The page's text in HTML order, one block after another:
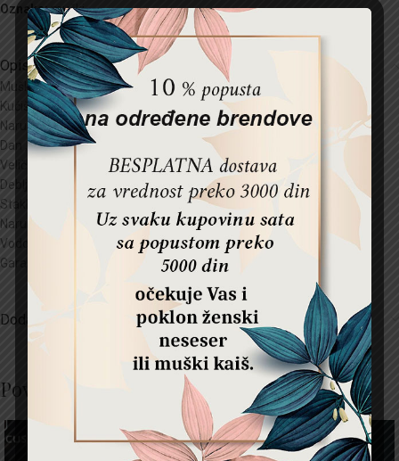
Oznaka:muški
Opis
Muški satFossil
Kućište:Hiruški čelik
Narukvica: Koza
Dan , datum, 24 h
Veličina kućišta:44
mm
Debljina kućišta:
Staklo:
Narukvica :
Vodootpornost:5
ATM
Garancija:
Dodatne informacije
Povezani proizvodi